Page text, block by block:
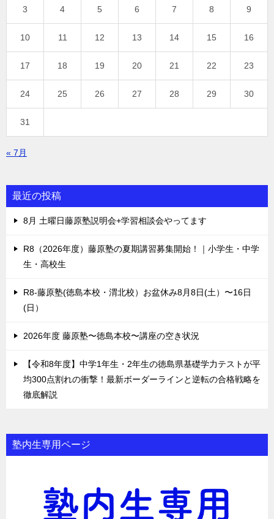
3 4 5 6 7 8 9
10 11 12 13 14 15 16
17 18 19 20 21 22 23
24 25 26 27 28 29 30
31
« 7月
最近の投稿
8月 土曜日藤原塾説明会+学習相談会やってます
R8（2026年度）藤原塾の夏期講習募集開始！｜小学生・中学
生・高校生
R8-藤原塾(徳島本校・渭北校）お盆休み8月8日(土）〜16日
(日）
2026年度 藤原塾〜徳島本校〜講座の空き状況
【令和8年度】中学1年生・2年生の徳島県基礎学力テストが平
均300点割れの衝撃！最新ボーダーラインと逆転の合格戦略を
徹底解説
塾内生専用ページ